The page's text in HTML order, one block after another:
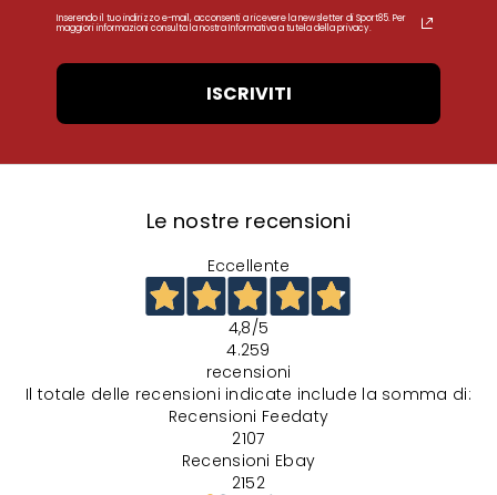
Inserendo il tuo indirizzo e-mail, acconsenti a ricevere la newsletter di Sport85. Per
maggiori informazioni consulta la nostra Informativa a tutela della privacy.
ISCRIVITI
Le nostre recensioni
Eccellente
4,8/5
4.259
recensioni
Il totale delle recensioni indicate include la somma di:
Recensioni Feedaty
2107
Recensioni Ebay
2152